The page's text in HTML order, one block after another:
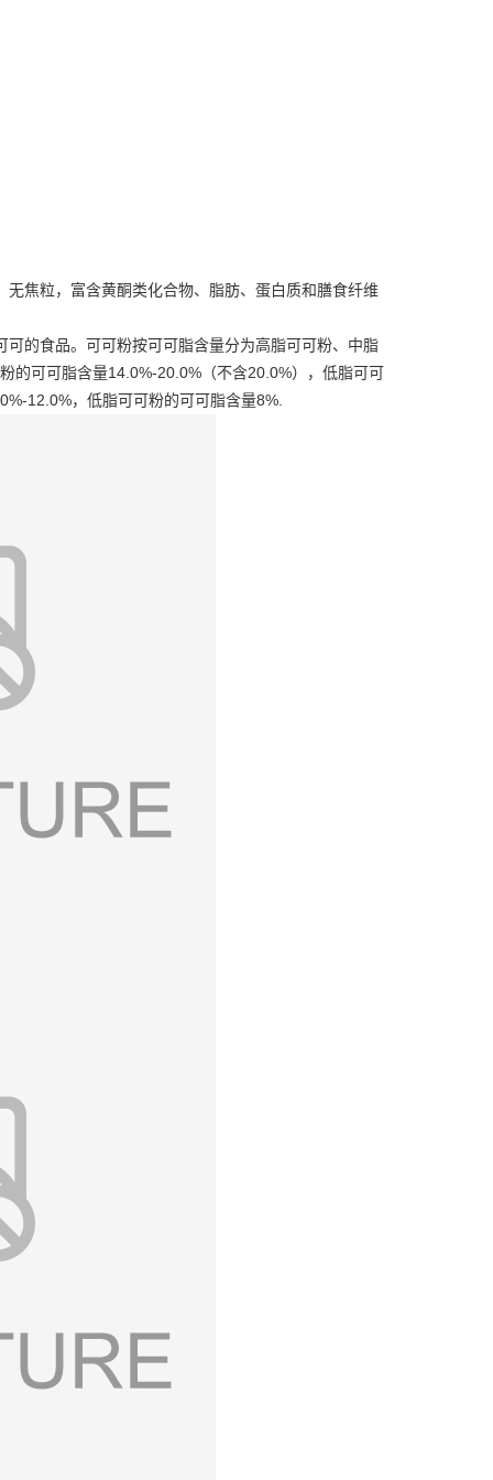
焦粒，富含黄酮类化合物、脂肪、蛋白质和膳食纤维
的食品。 可可粉按可可脂含量分为高脂可可粉、中脂
的可可脂含量14.0%-20.0%（不含20.0%），低脂可可
12.0%，低脂可可粉的可可脂含量8%.